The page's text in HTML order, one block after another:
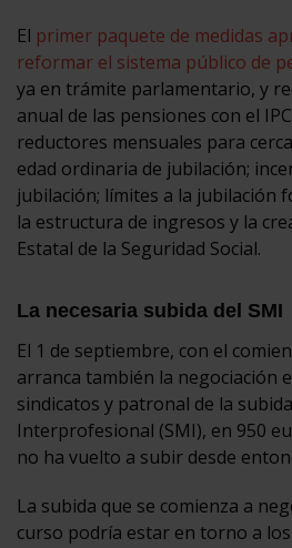
El primer paquete de medidas
reformar el sistema público de
ya en trámite parlamentario, y
anual de las pensiones con el
reductores mensuales para
edad ordinaria de jubilación;
jubilación; límites a la jubilación
la estructura de ingresos y la
Estatal de la Seguridad Social.
La necesaria subida del SMI
El 1 de septiembre, con el
arranca también la negociación
sindicatos y patronal de la
Interprofesional (SMI), en 950
no ha vuelto a subir desde
La subida que se comienza a
curso podría estar en torno a